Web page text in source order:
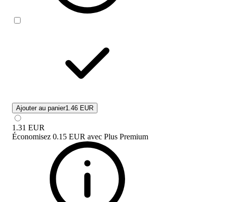
Ajouter au panier1.46 EUR
1.31 EUR
Économisez 0.15 EUR avec Plus Premium